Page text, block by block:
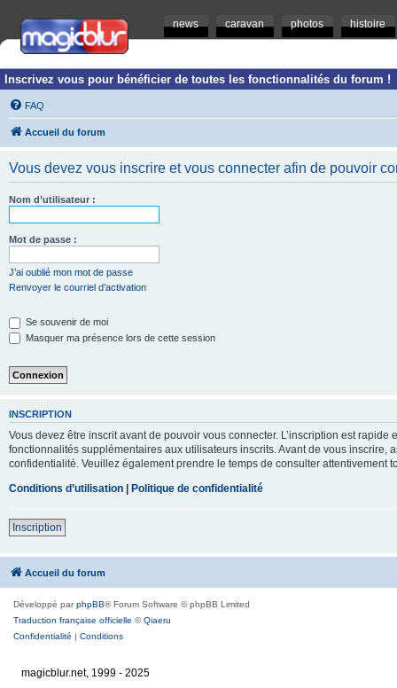
news caravan photos histoire
Inscrivez vous pour bénéficier de toutes les fonctionnalités du forum !
FAQ
Accueil du forum
Vous devez vous inscrire et vous connecter afin de pouvoir
Nom d’utilisateur :
Mot de passe :
J’ai oublié mon mot de passe
Renvoyer le courriel d’activation
Se souvenir de moi
Masquer ma présence lors de cette session
INSCRIPTION
Vous devez être inscrit avant de pouvoir vous connecter. L’inscription est
fonctionnalités supplémentaires aux utilisateurs inscrits. Avant de vous inscrire,
confidentialité. Veuillez également prendre le temps de consulter attentivement
Conditions d’utilisation | Politique de confidentialité
Inscription
Accueil du forum
Développé parphpBB® Forum Software © phpBB Limited
Traduction française officielle ©Qiaeru
Confidentialité | Conditions
magicblur.net, 1999 - 2025